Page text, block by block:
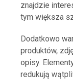
znajdzie
tym większa
Dodatkowo
produktów,
opisy.
redukują